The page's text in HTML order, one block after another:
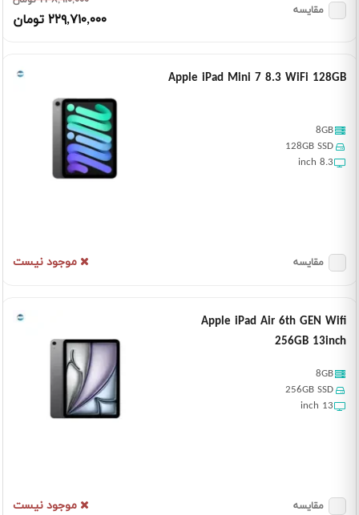
٢٢٩,٧١٠,٠٠٠ تومان
مقایسه
Apple iPad Mini 7 8.3 WiFi 128GB
8GB
128GB SSD
8.3 inch
موجود نیست مقایسه
Apple iPad Air 6th GEN Wifi
256GB 13inch
8GB
256GB SSD
13 inch
موجود نیست مقایسه